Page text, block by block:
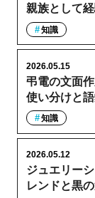
親族として
知識
弔電の文面
使い分けと
2026.05.15
知識
ジュエリー
レンドと黒
2026.05.12